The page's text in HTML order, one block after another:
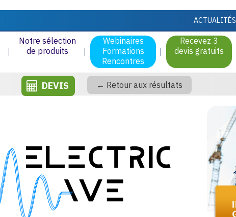
ACTUALITÉS
Notre sélection
de produits
Webinaires
Formations
Rencontres
Recevez 3
devis gratuits
DEVIS ← Retour aux résultats